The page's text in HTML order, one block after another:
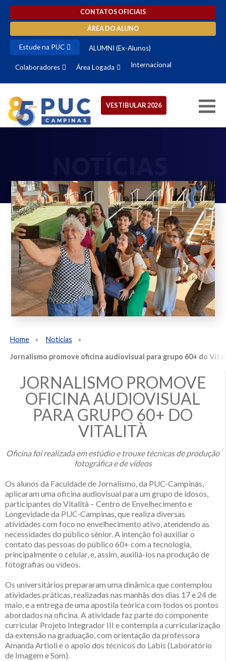
CONTATOS OFICIAIS
ÁREA DO ALUNO
Estude na PUC ALUMNI (Ex-Alunos)
Colaboradores Área Logada Internacional
VESTIBULAR 2026
Home
Notícias
Jornalismo promove oficina audiovisual para grupo 60+ do
JORNALISMO PROMOVE
OFICINA AUDIOVISUAL
PARA GRUPO 60+ DO
VITALITÀ
Oficina foi realizada em estúdio e trouxe técnicas de produção
fotográfica e de vídeos
Os alunos da Faculdade de Jornalismo, da PUC-Campinas,
aplicaram uma oficina audiovisual para um grupo de idosos,
participantes do Vitalità – Centro de Envelhecimento e
Longevidade da PUC-Campinas, que realiza diversas
atividades com foco no envelhecimento ativo, atendendo as
necessidades do público sênior. A intenção foi auxiliar o
contato das pessoas do público 60+ com a tecnologia,
principalmente o celular, e, assim, auxiliá-los na produção de
fotografias ou vídeos.
Os universitários prepararam uma dinâmica que contemplou
atividades práticas, realizadas nas manhãs dos dias 17 e 24 de
maio, e a entrega de uma apostila teórica com todos os pontos
abordados na oficina. A atividade faz parte do componente
curricular Projeto Integrador III e contempla a curricularização
da extensão na graduação, com orientação da professora
Amanda Artioli e o apoio dos técnicos do Labis (Laboratório
de Imagem e Som).